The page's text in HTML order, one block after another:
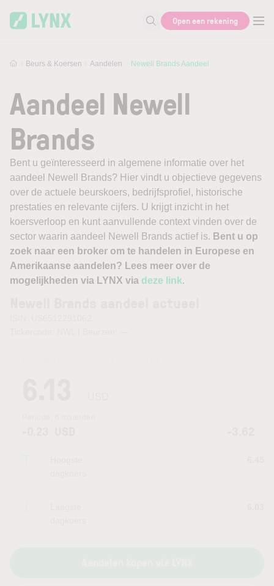
Zoek naar informatie
Open een rekening
Beurs & Koersen Aandelen Newell Brands Aandeel
Aandeel Newell
Brands
Bent u geïnteresseerd in algemene informatie over het
aandeel Newell Brands? Hier vindt u objectieve gegevens
over de actuele beurskoers, bedrijfsprofiel, historische
prestaties en relevante cijfers. U krijgt inzicht in het
koersverloop en kunt aanvullende context vinden over de
sector waarin aandeel Newell Brands actief is. Bent u op
zoek naar een broker om te handelen in Europese en
Amerikaanse aandelen? Lees meer over de
mogelijkheden via LYNX via deze link.